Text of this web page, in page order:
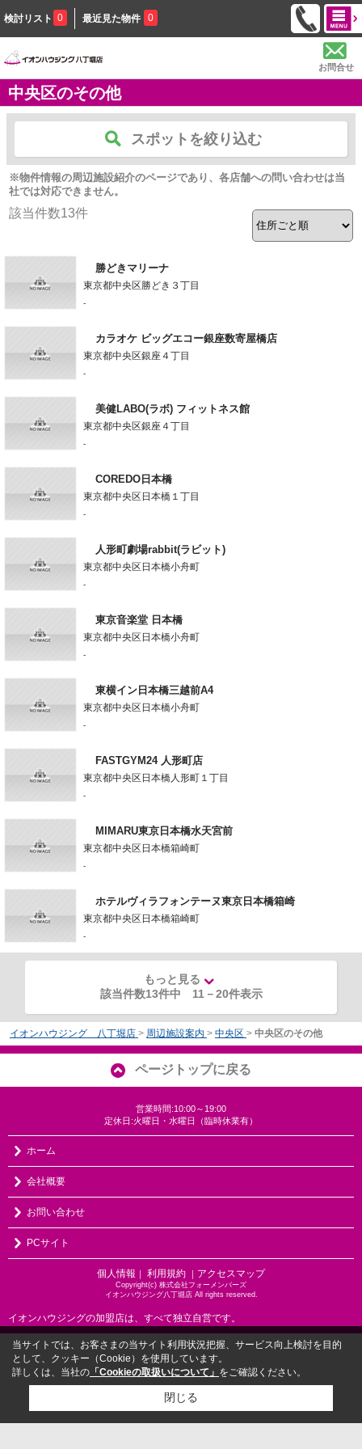
検討リスト 0 最近見た物件 0
お問合せ
中央区のその他
スポットを絞り込む
※物件情報の周辺施設紹介のページであり、各店舗への問い合わせは当
社では対応できません。
該当件数13件
勝どきマリーナ
東京都中央区勝どき３丁目
-
カラオケ ビッグエコー銀座数寄屋橋店
東京都中央区銀座４丁目
-
美健LABO(ラボ) フィットネス館
東京都中央区銀座４丁目
-
COREDO日本橋
東京都中央区日本橋１丁目
-
人形町劇場rabbit(ラビット)
東京都中央区日本橋小舟町
-
東京音楽堂 日本橋
東京都中央区日本橋小舟町
-
東横イン日本橋三越前A4
東京都中央区日本橋小舟町
-
FASTGYM24 人形町店
東京都中央区日本橋人形町１丁目
-
MIMARU東京日本橋水天宮前
東京都中央区日本橋箱崎町
-
ホテルヴィラフォンテーヌ東京日本橋箱崎
東京都中央区日本橋箱崎町
-
もっと見る
該当件数13件中 11 －20件表示
イオンハウジング 八丁堀店 > 周辺施設案内 > 中央区 > 中央区のその他
ページトップに戻る
営業時間:10:00～19:00
定休日:火曜日・水曜日（臨時休業有）
ホーム
会社概要
お問い合わせ
PCサイト
個人情報 ｜ 利用規約 ｜ アクセスマップ
Copyright(c) 株式会社フォーメンバーズ
イオンハウジング八丁堀店 All rights reserved.
イオンハウジングの加盟店は、すべて独立自営です。
当サイトでは、お客さまの当サイト利用状況把握、サービス向上検討を目的
として、クッキー（Cookie）を使用しています。
詳しくは、当社の 「Cookieの取扱いについて」 をご確認ください。
閉じる